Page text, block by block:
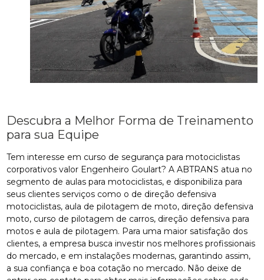
Descubra a Melhor Forma de Treinamento
para sua Equipe
Tem interesse em curso de segurança para motociclistas
corporativos valor Engenheiro Goulart? A ABTRANS atua no
segmento de aulas para motociclistas, e disponibiliza para
seus clientes serviços como o de direção defensiva
motociclistas, aula de pilotagem de moto, direção defensiva
moto, curso de pilotagem de carros, direção defensiva para
motos e aula de pilotagem. Para uma maior satisfação dos
clientes, a empresa busca investir nos melhores profissionais
do mercado, e em instalações modernas, garantindo assim,
a sua confiança e boa cotação no mercado. Não deixe de